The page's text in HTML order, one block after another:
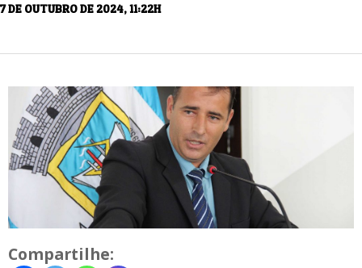
7 DE OUTUBRO DE 2024, 11:22H
Compartilhe: